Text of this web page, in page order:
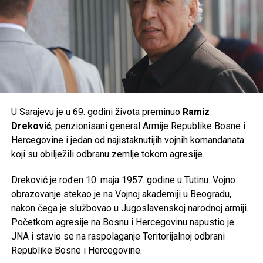
Share
U Sarajevu je u 69. godini života preminuo Ramiz
Dreković, penzionisani general Armije Republike Bosne i
Hercegovine i jedan od najistaknutijih vojnih komandanata
koji su obilježili odbranu zemlje tokom agresije.
Dreković je rođen 10. maja 1957. godine u Tutinu. Vojno
obrazovanje stekao je na Vojnoj akademiji u Beogradu,
nakon čega je službovao u Jugoslavenskoj narodnoj armiji.
Početkom agresije na Bosnu i Hercegovinu napustio je
JNA i stavio se na raspolaganje Teritorijalnoj odbrani
Republike Bosne i Hercegovine.